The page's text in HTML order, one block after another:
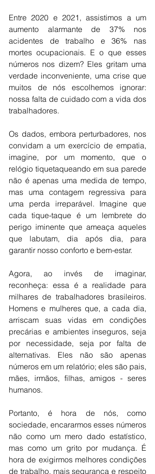
Entre 2020 e 2021, assistimos a um
aumento alarmante de 37% nos
acidentes de trabalho e 36% nas
mortes ocupacionais. E o que esses
números nos dizem? Eles gritam uma
verdade inconveniente, uma crise que
muitos de nós escolhemos ignorar:
nossa falta de cuidado com a vida dos
trabalhadores.
Os dados, embora perturbadores, nos
convidam a um exercício de empatia,
imagine, por um momento, que o
relógio tiquetaqueando em sua parede
não é apenas uma medida de tempo,
mas uma contagem regressiva para
uma perda irreparável. Imagine que
cada tique-taque é um lembrete do
perigo iminente que ameaça aqueles
que labutam, dia após dia, para
garantir nosso conforto e bem-estar.
Agora, ao invés de imaginar,
reconheça: essa é a realidade para
milhares de trabalhadores brasileiros.
Homens e mulheres que, a cada dia,
arriscam suas vidas em condições
precárias e ambientes inseguros, seja
por necessidade, seja por falta de
alternativas. Eles não são apenas
números em um relatório; eles são pais,
mães, irmãos, filhas, amigos - seres
humanos.
Portanto, é hora de nós, como
sociedade, encararmos esses números
não como um mero dado estatístico,
mas como um grito por mudança. É
hora de exigirmos melhores condições
de trabalho, mais segurança e respeito